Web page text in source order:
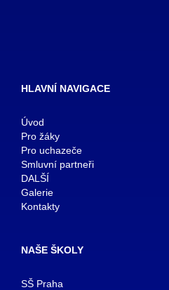
HLAVNÍ NAVIGACE
Úvod
Pro žáky
Pro uchazeče
Smluvní partneři
DALŠÍ
Galerie
Kontakty
NAŠE ŠKOLY
SŠ Praha